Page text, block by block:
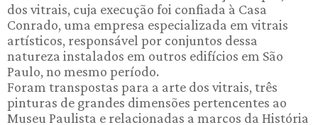
dos vitrais, cuja execução foi confiada à Casa
Conrado, uma empresa especializada em vitrais
artísticos, responsável por conjuntos dessa
natureza instalados em outros edifícios em São
Paulo, no mesmo período.
Foram transpostas para a arte dos vitrais, três
pinturas de grandes dimensões pertencentes ao
Museu Paulista e relacionadas a marcos da História